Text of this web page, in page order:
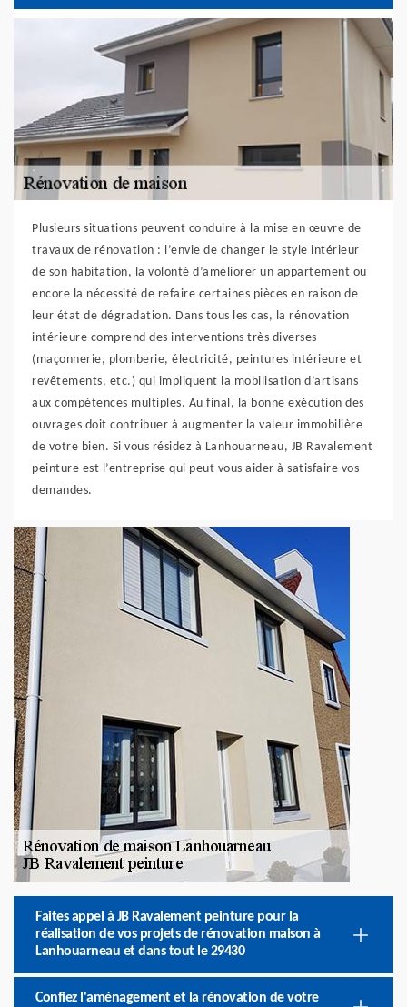
Plusieurs situations peuvent conduire à la mise en œuvre de
travaux de rénovation : l’envie de changer le style intérieur
de son habitation, la volonté d’améliorer un appartement ou
encore la nécessité de refaire certaines pièces en raison de
leur état de dégradation. Dans tous les cas, la rénovation
intérieure comprend des interventions très diverses
(maçonnerie, plomberie, électricité, peintures intérieure et
revêtements, etc.) qui impliquent la mobilisation d’artisans
aux compétences multiples. Au final, la bonne exécution des
ouvrages doit contribuer à augmenter la valeur immobilière
de votre bien. Si vous résidez à Lanhouarneau, JB Ravalement
peinture est l’entreprise qui peut vous aider à satisfaire vos
demandes.
Faites appel à JB Ravalement peinture pour la
réalisation de vos projets de rénovation maison à
Lanhouarneau et dans tout le 29430
Confiez l'aménagement et la rénovation de votre